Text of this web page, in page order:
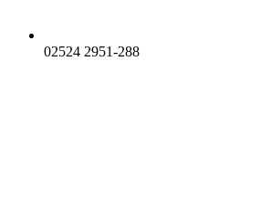
02524 2951-288